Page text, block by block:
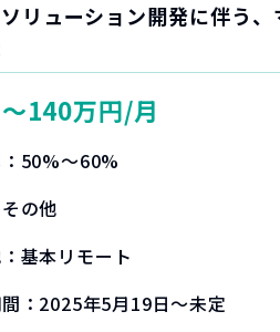
リューション開発に伴う
〜140万円/月
50%〜60%
その他
基本リモート
： 2025年5月19日～未定